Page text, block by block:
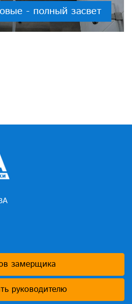
- полный засвет
замерщика
руководителю